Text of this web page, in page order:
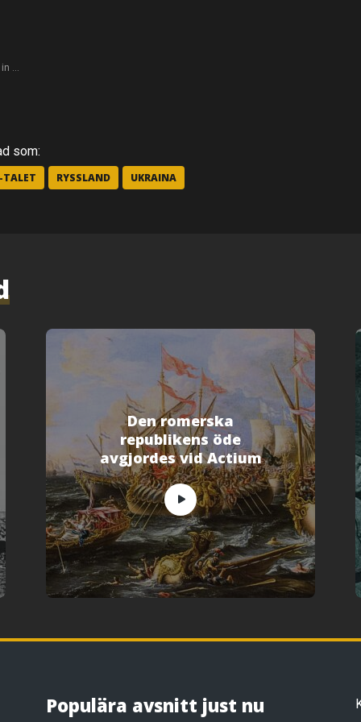
in …
som:
TALET RYSSLAND UKRAINA
Den romerska
republikens öde
avgjordes vid Actium
Populära avsnitt just nu